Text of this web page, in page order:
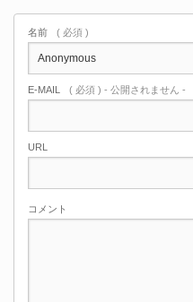
名前 ( 必須 )
E-MAIL ( 必須 ) - 公開されません -
URL
コメント